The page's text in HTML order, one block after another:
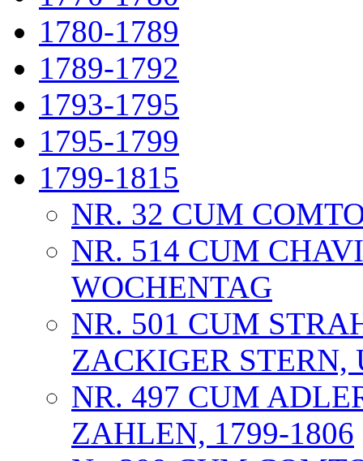
1780-1789
1789-1792
1793-1795
1795-1799
1799-1815
NR. 32 CUM
NR. 514 CUM
WOCHENTAG
NR. 501 CUM
ZACKIGER STERN,
NR. 497 CUM
ZAHLEN, 1799-1806